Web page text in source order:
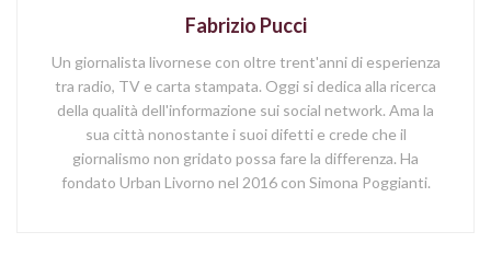
Fabrizio Pucci
Un giornalista livornese con oltre trent'anni di esperienza
tra radio, TV e carta stampata. Oggi si dedica alla ricerca
della qualità dell'informazione sui social network. Ama la
sua città nonostante i suoi difetti e crede che il
giornalismo non gridato possa fare la differenza. Ha
fondato Urban Livorno nel 2016 con Simona Poggianti.